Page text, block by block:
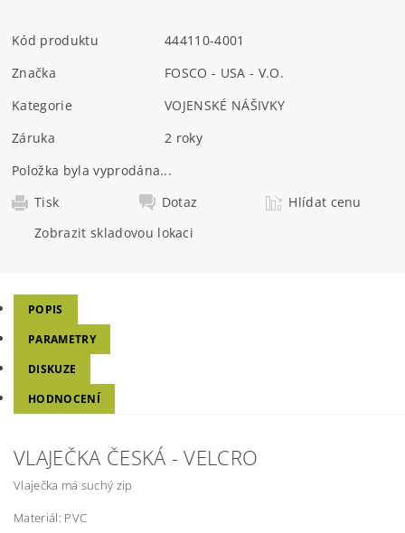
Kód produktu
444110-4001
Značka
FOSCO - USA - V.O.
Kategorie
VOJENSKÉ NÁŠIVKY
Záruka
2 roky
Položka byla vyprodána...
Tisk
Dotaz
Hlídat cenu
Zobrazit skladovou lokaci
POPIS
PARAMETRY
DISKUZE
HODNOCENÍ
VLAJEČKA ČESKÁ - VELCRO
Vlaječka má suchý zip
Materiál: PVC